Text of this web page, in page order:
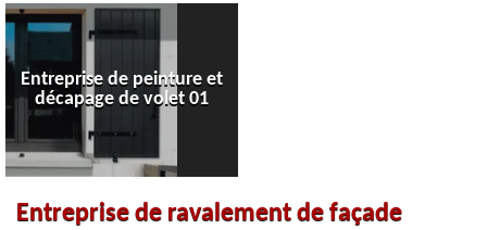
Entreprise de peinture et
décapage de volet 01
Entreprise de ravalement de façade